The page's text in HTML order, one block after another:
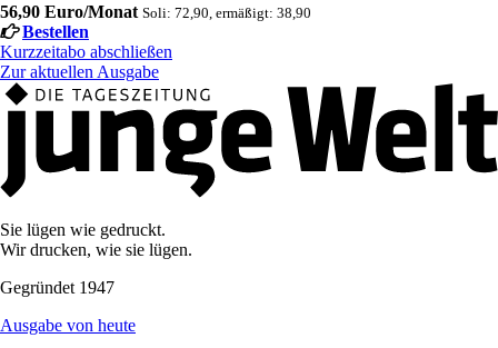
56,90 Euro/Monat Soli: 72,90, ermäßigt: 38,90
Bestellen
Kurzzeitabo abschließen
Zur aktuellen Ausgabe
Sie lügen wie gedruckt.
Wir drucken, wie sie lügen.
Gegründet 1947
Ausgabe von heute